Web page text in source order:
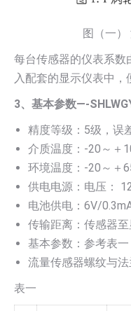
图（一）
每台传感器的仪表系数
入配套的显示仪表中，
3、基本参数—-
精度等级：5级，误
介质温度：-20～＋
环境温度：-20～＋
供电电源：电压：
电池供电：6V/
传输距离：传感器
基本参数：参考表一
流量传感器螺纹与
表一